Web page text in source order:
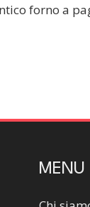
forno a
MENU